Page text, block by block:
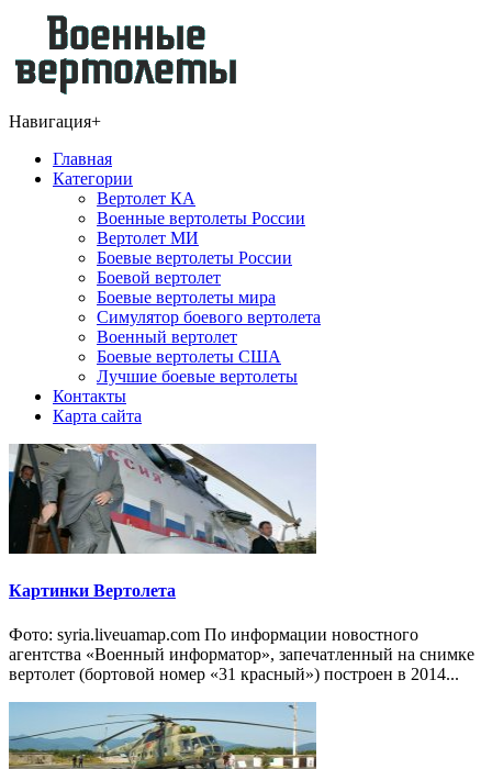
Навигация+
Главная
Категории
Вертолет КА
Военные вертолеты России
Вертолет МИ
Боевые вертолеты России
Боевой вертолет
Боевые вертолеты мира
Симулятор боевого вертолета
Военный вертолет
Боевые вертолеты США
Лучшие боевые вертолеты
Контакты
Карта сайта
Картинки Вертолета
Фото: syria.liveuamap.com По информации новостного
агентства «Военный информатор», запечатленный на снимке
вертолет (бортовой номер «31 красный») построен в 2014...